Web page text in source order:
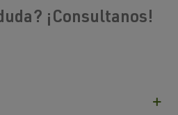
¡Consultanos!